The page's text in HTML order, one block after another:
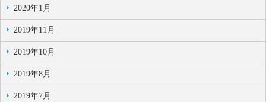
2020年1月
2019年11月
2019年10月
2019年8月
2019年7月